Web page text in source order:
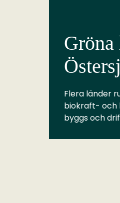
Flera länder
biokraft- och
byggs och